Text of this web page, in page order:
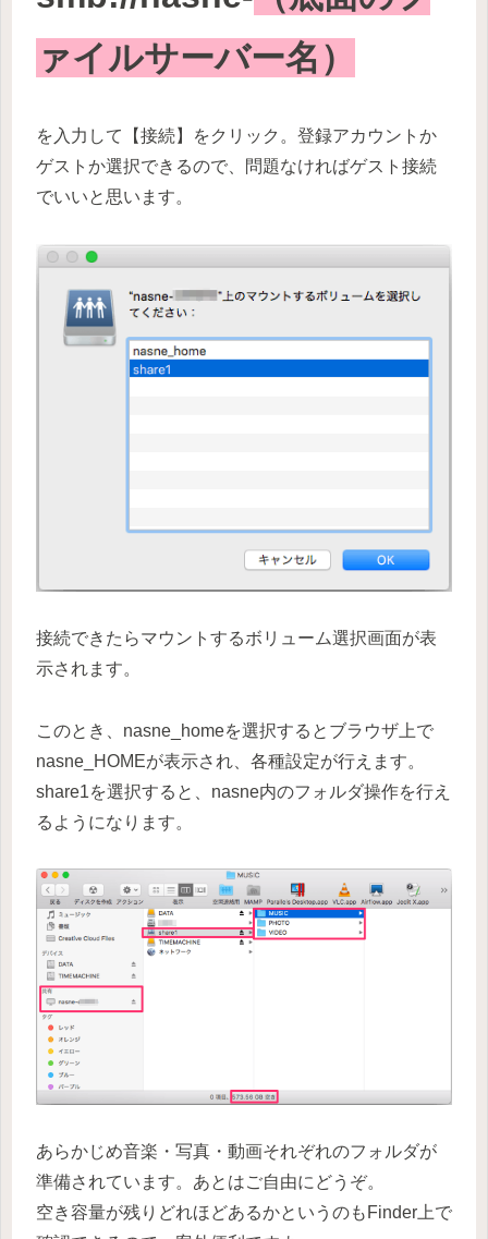
ァイルサーバー名）
を入力して【接続】をクリック。登録アカウントか
ゲストか選択できるので、問題なければゲスト接続
でいいと思います。
接続できたらマウントするボリューム選択画面が表
示されます。
このとき、nasne_homeを選択するとブラウザ上で
nasne_HOMEが表示され、各種設定が行えます。
share1を選択すると、nasne内のフォルダ操作を行え
るようになります。
あらかじめ音楽・写真・動画それぞれのフォルダが
準備されています。あとはご自由にどうぞ。
空き容量が残りどれほどあるかというのもFinder上で